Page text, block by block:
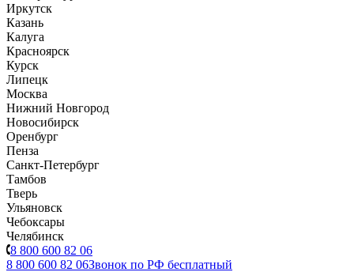
Иркутск
Казань
Калуга
Красноярск
Курск
Липецк
Москва
Нижний Новгород
Новосибирск
Оренбург
Пенза
Санкт-Петербург
Тамбов
Тверь
Ульяновск
Чебоксары
Челябинск
8 800 600 82 06
8 800 600 82 06Звонок по РФ бесплатный